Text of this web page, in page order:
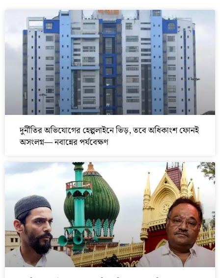
দুর্নীতির অভিযোগের হেল্পলাইনে ভিড়, তবে অধিকাংশ ফোনই
অসংলগ্ন— নবান্নের পর্যবেক্ষণ